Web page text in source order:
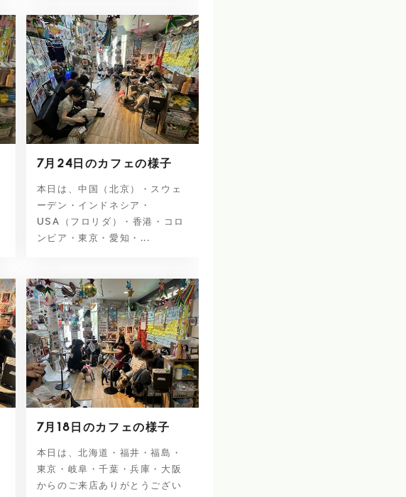
7月24日のカフェの様子
本日は、中国（北京）・スウェ
ーデン・インドネシア・
USA（フロリダ）・香港・コロ
ンビア・東京・愛知・...
7月18日のカフェの様子
本日は、北海道・福井・福島・
東京・岐阜・千葉・兵庫・大阪
からのご来店ありがとうござい